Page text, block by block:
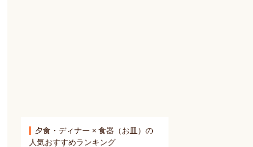
夕食・ディナー × 食器（お皿） の
人気おすすめランキング